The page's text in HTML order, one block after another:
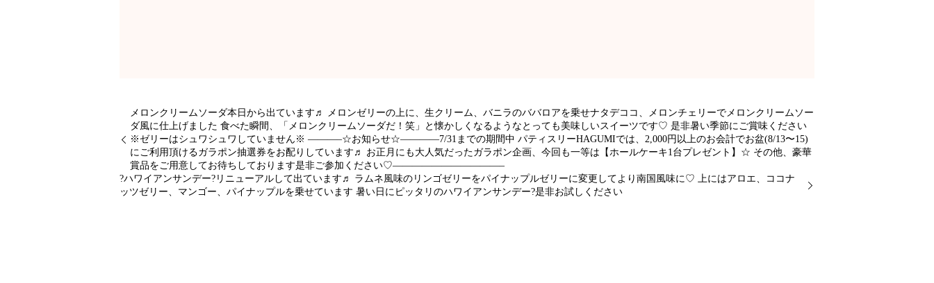
メロンクリームソーダ本日から出ています♬ メロンゼリーの上に、生クリーム、バニラのババロアを乗せナタデココ、メロンチェリーでメロンクリームソー
ダ風に仕上げました 食べた瞬間、「メロンクリームソーダだ！笑」と懐かしくなるようなとっても美味しいスイーツです♡ 是非暑い季節にご賞味ください️
※ゼリーはシュワシュワしていません※ ———–☆お知らせ☆————7/31までの期間中 パティスリーHAGUMIでは、2,000円以上のお会計でお盆(8/13〜15)
にご利用頂けるガラポン抽選券をお配りしています♬ お正月にも大人気だったガラポン企画、今回も一等は【ホールケーキ1台プレゼント】☆ その他、豪華
賞品をご用意してお待ちしております是非ご参加ください♡———————————–
?ハワイアンサンデー?リニューアルして出ています♬ ラムネ風味のリンゴゼリーをパイナップルゼリーに変更してより南国風味に♡ 上にはアロエ、ココナ
ッツゼリー、マンゴー、パイナップルを乗せています 暑い日にピッタリのハワイアンサンデー?是非お試しください